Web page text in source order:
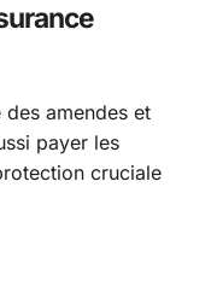
des amendes et
payer les
cruciale